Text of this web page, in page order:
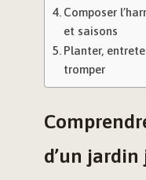
Composer
et saisons
Planter,
tromper
d’un